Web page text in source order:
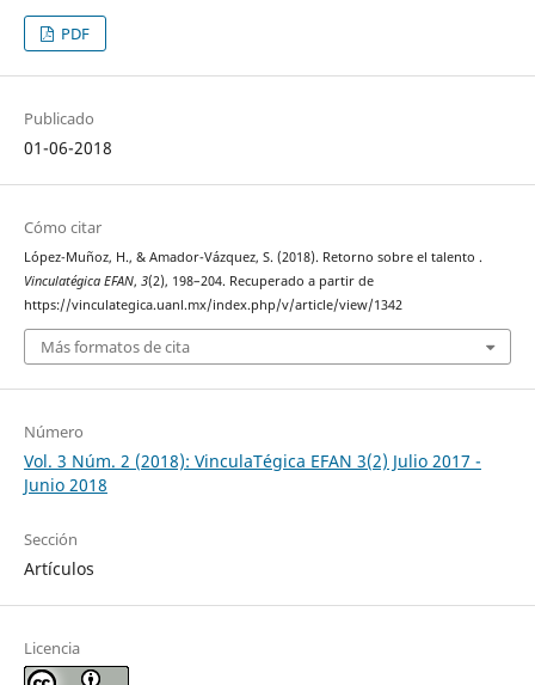
PDF
Publicado
01-06-2018
Cómo citar
López-Muñoz, H., & Amador-Vázquez, S. (2018). Retorno sobre el talento .
Vinculatégica EFAN, 3(2), 198–204. Recuperado a partir de
https://vinculategica.uanl.mx/index.php/v/article/view/1342
Más formatos de cita
Número
Vol. 3 Núm. 2 (2018): VinculaTégica EFAN 3(2) Julio 2017 -
Junio 2018
Sección
Artículos
Licencia